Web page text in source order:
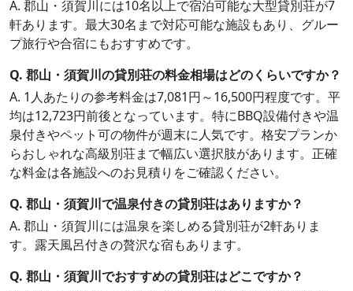
A. 郡山・須賀川には10名以上で宿泊可能な大型貸別荘が7
軒あります。最大30名まで対応可能な施設もあり、グルー
プ旅行や合宿にもおすすめです。
Q. 郡山・須賀川の貸別荘の料金相場はどのくらいですか？
A. 1人あたりの参考料金は7,081円～16,500円程度です。平
均は12,723円前後となっています。特にBBQ設備付きや温
泉付きやペット可の物件が週末に人気です。格安プランか
らおしゃれな高級別荘まで幅広い選択肢があります。正確
な料金は各施設へのお見積りをご確認ください。
Q. 郡山・須賀川で温泉付きの貸別荘はありますか？
A. 郡山・須賀川には温泉を楽しめる貸別荘が2軒ありま
す。露天風呂付きの贅沢な宿もあります。
Q. 郡山・須賀川でおすすめの貸別荘はどこですか？